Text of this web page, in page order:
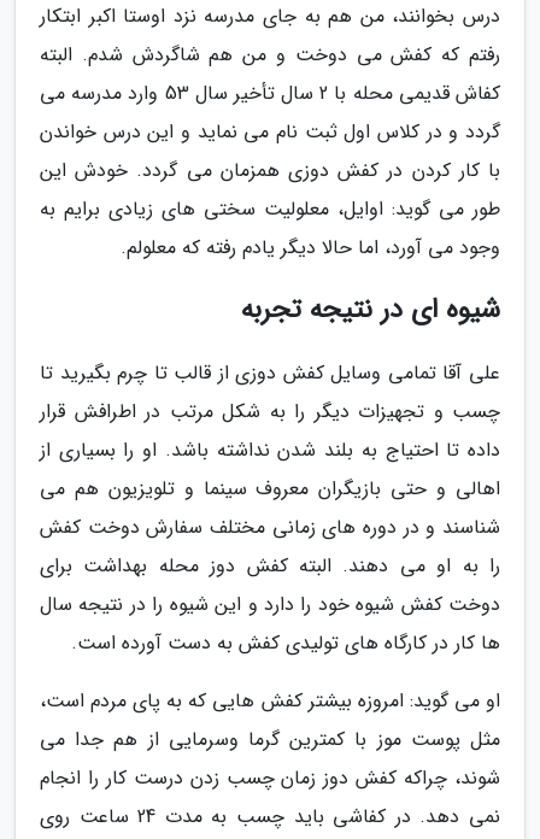
درس بخوانند، من هم به جای مدرسه نزد اوستا اکبر ابتکار
رفتم که کفش می دوخت و من هم شاگردش شدم. البته
کفاش قدیمی محله با 2 سال تأخیر سال 53 وارد مدرسه می
گردد و در کلاس اول ثبت نام می نماید و این درس خواندن
با کار کردن در کفش دوزی همزمان می گردد. خودش این
طور می گوید: اوایل، معلولیت سختی های زیادی برایم به
وجود می آورد، اما حالا دیگر یادم رفته که معلولم.
شیوه ای در نتیجه تجربه
علی آقا تمامی وسایل کفش دوزی از قالب تا چرم بگیرید تا
چسب و تجهیزات دیگر را به شکل مرتب در اطرافش قرار
داده تا احتیاج به بلند شدن نداشته باشد. او را بسیاری از
اهالی و حتی بازیگران معروف سینما و تلویزیون هم می
شناسند و در دوره های زمانی مختلف سفارش دوخت کفش
را به او می دهند. البته کفش دوز محله بهداشت برای
دوخت کفش شیوه خود را دارد و این شیوه را در نتیجه سال
ها کار در کارگاه های تولیدی کفش به دست آورده است.
او می گوید: امروزه بیشتر کفش هایی که به پای مردم است،
مثل پوست موز با کمترین گرما وسرمایی از هم جدا می
شوند، چراکه کفش دوز زمان چسب زدن درست کار را انجام
نمی دهد. در کفاشی باید چسب به مدت 24 ساعت روی